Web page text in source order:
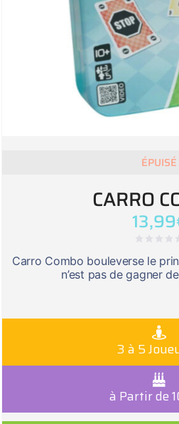
ÉPUISÉ
CARRO
13,99
Carro Combo bouleverse le
n’est pas de gagner
3 à 5
à Partir de